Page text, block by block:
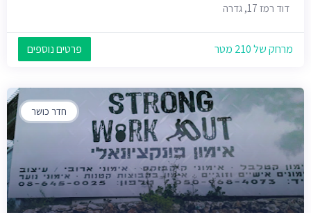
דוד רמז 17, גדרה
מרחק של 210 מטר פרטים נוספים
חדר כושר